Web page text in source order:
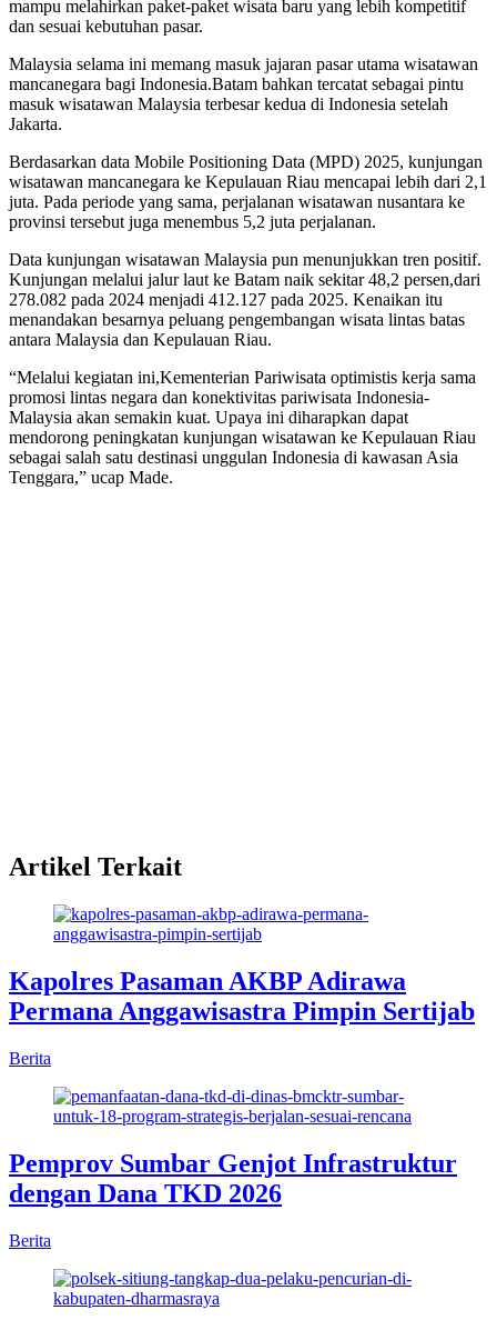
mampu melahirkan paket-paket wisata baru yang lebih kompetitif
dan sesuai kebutuhan pasar.
Malaysia selama ini memang masuk jajaran pasar utama wisatawan
mancanegara bagi Indonesia.Batam bahkan tercatat sebagai pintu
masuk wisatawan Malaysia terbesar kedua di Indonesia setelah
Jakarta.
Berdasarkan data Mobile Positioning Data (MPD) 2025, kunjungan
wisatawan mancanegara ke Kepulauan Riau mencapai lebih dari 2,1
juta. Pada periode yang sama, perjalanan wisatawan nusantara ke
provinsi tersebut juga menembus 5,2 juta perjalanan.
Data kunjungan wisatawan Malaysia pun menunjukkan tren positif.
Kunjungan melalui jalur laut ke Batam naik sekitar 48,2 persen,dari
278.082 pada 2024 menjadi 412.127 pada 2025. Kenaikan itu
menandakan besarnya peluang pengembangan wisata lintas batas
antara Malaysia dan Kepulauan Riau.
“Melalui kegiatan ini,Kementerian Pariwisata optimistis kerja sama
promosi lintas negara dan konektivitas pariwisata Indonesia-
Malaysia akan semakin kuat. Upaya ini diharapkan dapat
mendorong peningkatan kunjungan wisatawan ke Kepulauan Riau
sebagai salah satu destinasi unggulan Indonesia di kawasan Asia
Tenggara,” ucap Made.
Artikel Terkait
Kapolres Pasaman AKBP Adirawa
Permana Anggawisastra Pimpin Sertijab
Berita
Pemprov Sumbar Genjot Infrastruktur
dengan Dana TKD 2026
Berita